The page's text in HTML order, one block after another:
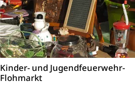
Kinder- und Jugendfeuerwehr-
Flohmarkt